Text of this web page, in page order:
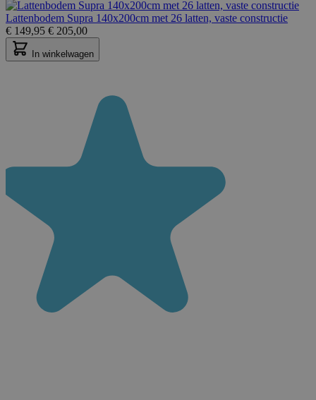
Lattenbodem Supra 140x200cm met 26 latten, vaste constructie
€ 149,95 € 205,00
In winkelwagen